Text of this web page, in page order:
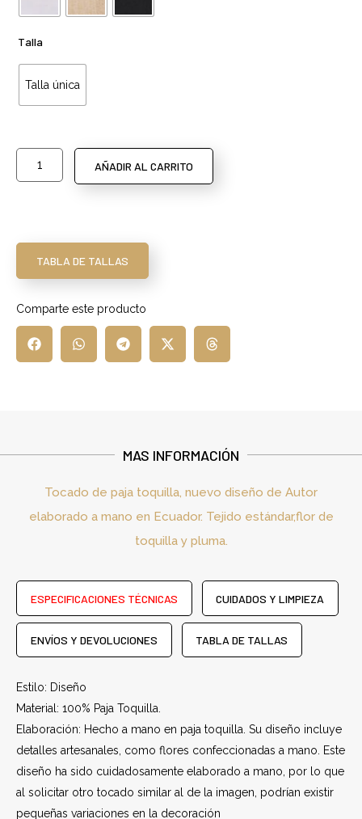
Talla
Talla única
AÑADIR AL CARRITO
TABLA DE TALLAS
Comparte este producto
MAS INFORMACIÓN
Tocado de paja toquilla, nuevo diseño de Autor
elaborado a mano en Ecuador. Tejido estándar,flor de
toquilla y pluma.
ESPECIFICACIONES TÉCNICAS CUIDADOS Y LIMPIEZA
ENVÍOS Y DEVOLUCIONES TABLA DE TALLAS
Estilo: Diseño
Material: 100% Paja Toquilla.
Elaboración: Hecho a mano en paja toquilla. Su diseño incluye
detalles artesanales, como flores confeccionadas a mano. Este
diseño ha sido cuidadosamente elaborado a mano, por lo que
al solicitar otro tocado similar al de la imagen, podrían existir
pequeñas variaciones en la decoración